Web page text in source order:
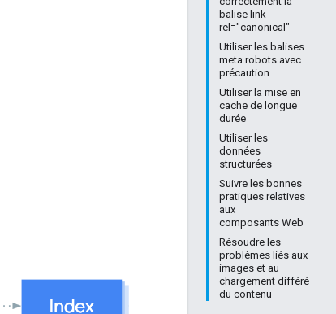
balise link
rel="canonical"
Utiliser les balises
meta robots avec
précaution
Utiliser la mise en
cache de longue
durée
Utiliser les
données
structurées
Suivre les bonnes
pratiques relatives
aux
composants Web
Résoudre les
problèmes liés aux
images et au
chargement différé
du contenu